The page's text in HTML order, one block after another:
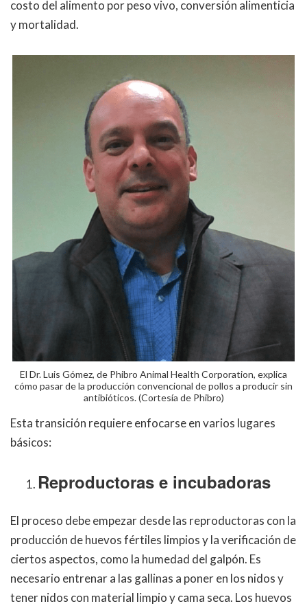
costo del alimento por peso vivo, conversión alimenticia
y mortalidad.
El Dr. Luis Gómez, de Phibro Animal Health Corporation, explica
cómo pasar de la producción convencional de pollos a producir sin
antibióticos. (Cortesía de Phibro)
Esta transición requiere enfocarse en varios lugares
básicos:
Reproductoras e incubadoras
El proceso debe empezar desde las reproductoras con la
producción de huevos fértiles limpios y la verificación de
ciertos aspectos, como la humedad del galpón. Es
necesario entrenar a las gallinas a poner en los nidos y
tener nidos con material limpio y cama seca. Los huevos